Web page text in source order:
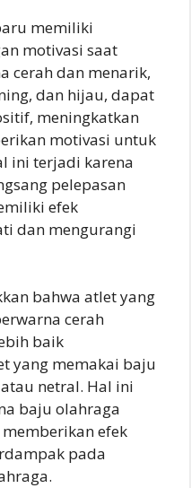
memiliki
motivasi saat
cerah dan menarik,
dan hijau, dapat
meningkatkan
motivasi untuk
ini terjadi karena
pelepasan
efek
dan mengurangi
bahwa atlet yang
cerah
baik
yang memakai baju
netral. Hal ini
baju olahraga
efek
pada